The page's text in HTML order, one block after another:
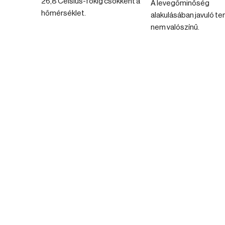
hőmérséklet.
A levegőminőség
alakulásában javuló
nem valószínű.